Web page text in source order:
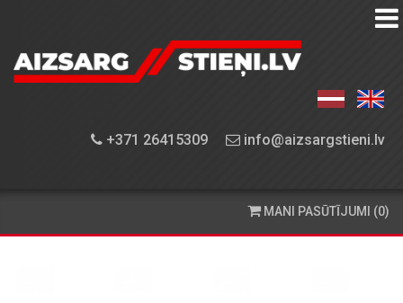
+371 26415309 info@aizsargstieni.lv
AIZSARGSTIEŅU
APRĪKOJUMA
PIEGĀDE
MANI PASŪTĪJUMI (0)